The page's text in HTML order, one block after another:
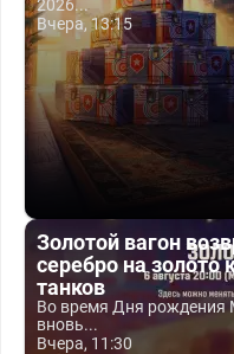
2026...
Вчера, 13:15
Золотой вагон
серебро на
танков
Во время Дня рождения
вновь...
Вчера, 11:30